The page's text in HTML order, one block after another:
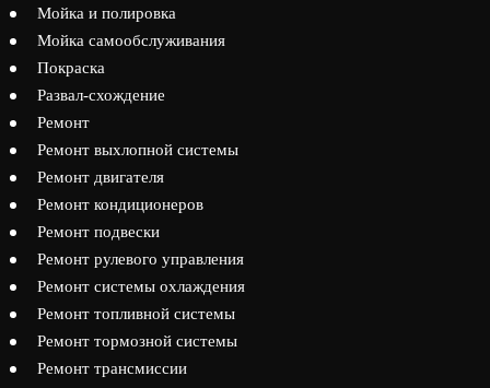
Мойка и полировка
Мойка самообслуживания
Покраска
Развал-схождение
Ремонт
Ремонт выхлопной системы
Ремонт двигателя
Ремонт кондиционеров
Ремонт подвески
Ремонт рулевого управления
Ремонт системы охлаждения
Ремонт топливной системы
Ремонт тормозной системы
Ремонт трансмиссии